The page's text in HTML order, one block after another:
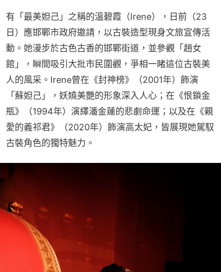
有「最美妲己」之稱的溫碧霞（Irene），日前（23
日）應邯鄲市政府邀請，以古裝造型現身文旅宣傳活
動。她漫步於古色古香的邯鄲街道，並參觀「趙女
館」，瞬間吸引大批市民圍觀，爭相一睹這位古裝美
人的風采。Irene曾在《封神榜》（2001年）飾演
「蘇妲己」，妖嬈美艷的形象深入人心；在《恨鎖金
瓶》（1994年）演繹潘金蓮的悲劇命運；以及在《親
愛的義祁君》（2020年）飾演高太妃，皆展現她駕馭
古裝角色的獨特魅力。